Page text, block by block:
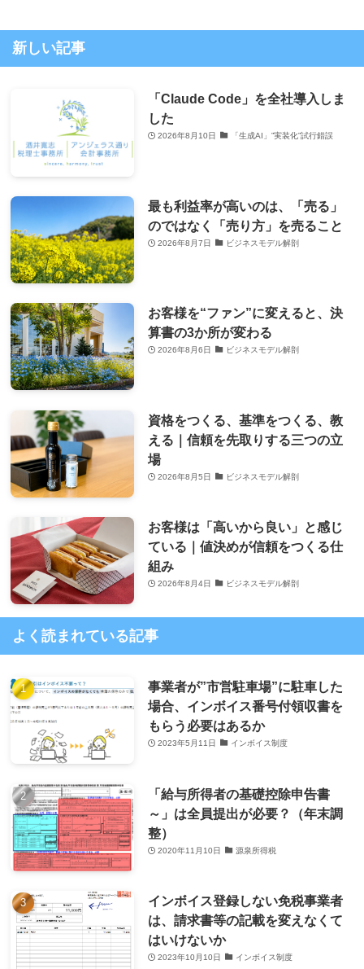
新しい記事
「Claude Code」を全社導入しま
した
2026年8月10日 「生成AI」”実装化”試行錯誤
最も利益率が高いのは、「売る」
のではなく「売り方」を売ること
2026年8月7日 ビジネスモデル解剖
お客様を“ファン”に変えると、決
算書の3か所が変わる
2026年8月6日 ビジネスモデル解剖
資格をつくる、基準をつくる、教
える｜信頼を先取りする三つの立
場
2026年8月5日 ビジネスモデル解剖
お客様は「高いから良い」と感じ
ている｜値決めが信頼をつくる仕
組み
2026年8月4日 ビジネスモデル解剖
よく読まれている記事
事業者が”市営駐車場”に駐車した
場合、インボイス番号付領収書を
もらう必要はあるか
2023年5月11日 インボイス制度
「給与所得者の基礎控除申告書
～」は全員提出が必要？（年末調
整）
2020年11月10日 源泉所得税
インボイス登録しない免税事業者
は、請求書等の記載を変えなくて
はいけないか
2023年10月10日 インボイス制度